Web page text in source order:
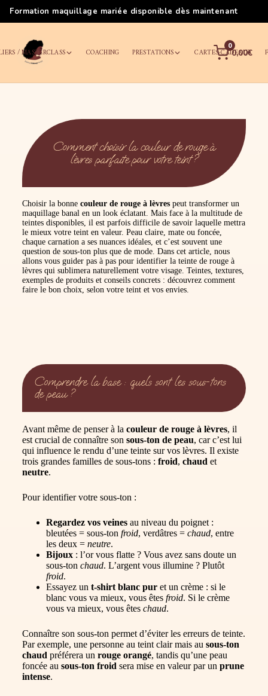
Formation maquillage mariée disponible dès maintenant
/ MASTERCLASS COACHING PRESTATIONS CARTES-CADEAUX
0
0,00€
Comment choisir la couleur de rouge à
lèvres parfaite pour votre teint ?
Choisir la bonne couleur de rouge à lèvrespeut transformer un
maquillage banal en un look éclatant. Mais face à la multitude de
teintes disponibles, il est parfois difficile de savoir laquelle mettra
le mieux votre teint en valeur. Peau claire, mate ou foncée,
chaque carnation a ses nuances idéales, et c’est souvent une
question de sous-ton plus que de mode. Dans cet article, nous
allons vous guider pas à pas pour identifier la teinte de rouge à
lèvres qui sublimera naturellement votre visage. Teintes, textures,
exemples de produits et conseils concrets : découvrez comment
faire le bon choix, selon votre teint et vos envies.
Comprendre la base : quels sont les sous-tons
de peau ?
Avant même de penser à la couleur de rouge à lèvres, il
est crucial de connaître son sous-ton de peau, car c’est lui
qui influence le rendu d’une teinte sur vos lèvres. Il existe
trois grandes familles de sous-tons : froid, chaud et
neutre.
Pour identifier votre sous-ton :
Regardez vos veinesau niveau du poignet :
bleutées = sous-ton froid, verdâtres = chaud, entre
les deux = neutre.
Bijoux: l’or vous flatte ? Vous avez sans doute un
sous-ton chaud. L’argent vous illumine ? Plutôt
froid.
Essayez un t-shirt blanc puret un crème : si le
blanc vous va mieux, vous êtes froid. Si le crème
vous va mieux, vous êtes chaud.
Connaître son sous-ton permet d’éviter les erreurs de teinte.
Par exemple, une personne au teint clair mais au sous-ton
chaud préférera un rouge orangé, tandis qu’une peau
foncée au sous-ton froid sera mise en valeur par un prune
intense.